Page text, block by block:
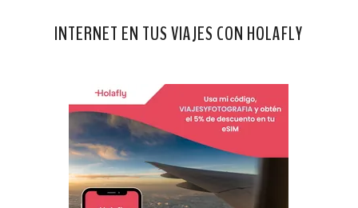
INTERNET EN TUS VIAJES CON HOLAFLY